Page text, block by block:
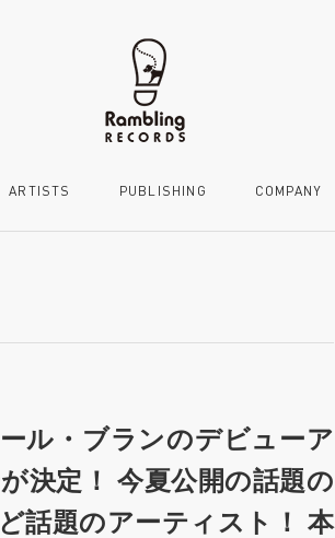
ARTISTS PUBLISHING COMPANY
ル・ブランのデビューア
決定！ 今夏公開の話題の
話題のアーティスト！ 本